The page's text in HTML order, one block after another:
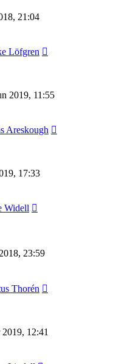
21:04
Löfgren
2019, 11:55
Areskough
17:33
Widell
23:59
Thorén
12:41